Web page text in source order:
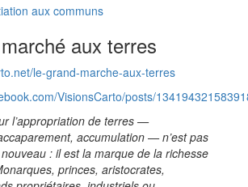
aux communs
aux terres
le-grand-marche-aux-terres
VisionsCarto/posts/
l’appropriation de terres —
accumulation — n’est pas
: il est la marque de la richesse
princes, aristocrates,